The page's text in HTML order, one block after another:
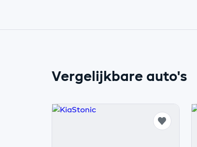
Vergelijkbare auto's